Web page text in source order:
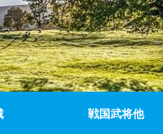
戦国武将他